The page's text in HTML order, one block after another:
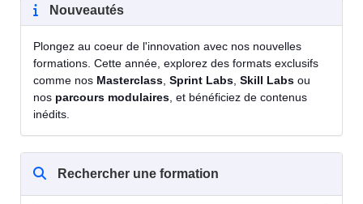
Nouveautés
Plongez au coeur de l'innovation avec nos nouvelles
formations. Cette année, explorez des formats exclusifs
comme nos Masterclass, Sprint Labs, Skill Labs ou
nos parcours modulaires, et bénéficiez de contenus
inédits.
Rechercher une formation